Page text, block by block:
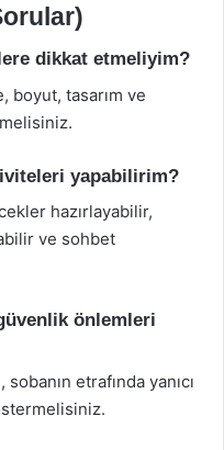
dikkat etmeliyim?
boyut, tasarım ve
yapabilirim?
hazırlayabilir,
ve sohbet
önlemleri
etrafında yanıcı